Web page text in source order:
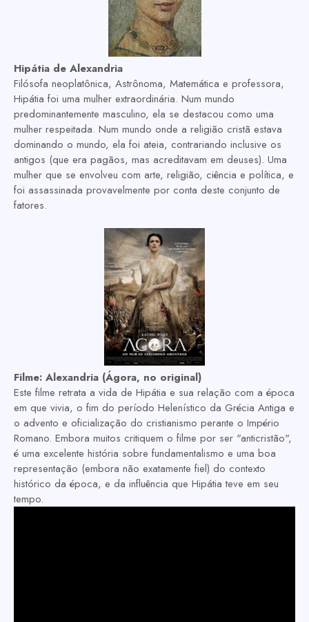
Hipátia de Alexandria
Filósofa neoplatônica, Astrônoma, Matemática e professora,
Hipátia foi uma mulher extraordinária. Num mundo
predominantemente masculino, ela se destacou como uma
mulher respeitada. Num mundo onde a religião cristã estava
dominando o mundo, ela foi ateia, contrariando inclusive os
antigos (que era pagãos, mas acreditavam em deuses). Uma
mulher que se envolveu com arte, religião, ciência e política, e
foi assassinada provavelmente por conta deste conjunto de
fatores.
Filme: Alexandria (Ágora, no original)
Este filme retrata a vida de Hipátia e sua relação com a época
em que vivia, o fim do período Helenístico da Grécia Antiga e
o advento e oficialização do cristianismo perante o Império
Romano. Embora muitos critiquem o filme por ser "anticristão",
é uma excelente história sobre fundamentalismo e uma boa
representação (embora não exatamente fiel) do contexto
histórico da época, e da influência que Hipátia teve em seu
tempo.